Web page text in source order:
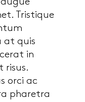
Tristique
at quis
in
risus.
orci ac
pharetra